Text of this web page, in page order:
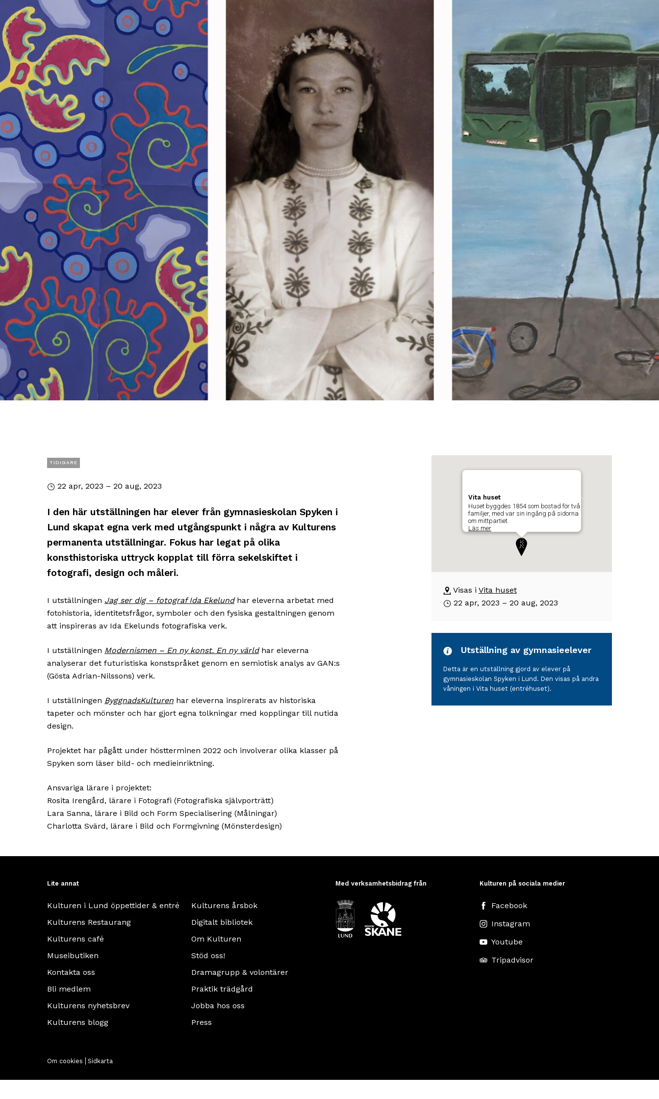
TIDIGARE
22 apr, 2023 – 20 aug, 2023
I den här utställningen har elever från gymnasieskolan Spyken i
Lund skapat egna verk med utgångspunkt i några av Kulturens
permanenta utställningar. Fokus har legat på olika
konsthistoriska uttryck kopplat till förra sekelskiftet i
fotografi, design och måleri.
I utställningen Jag ser dig – fotograf Ida Ekelundhar eleverna arbetat med
fotohistoria, identitetsfrågor, symboler och den fysiska gestaltningen genom
att inspireras av Ida Ekelunds fotografiska verk.
I utställningen Modernismen – En ny konst. En ny världhar eleverna
analyserar det futuristiska konstspråket genom en semiotisk analys av GAN:s
(Gösta Adrian-Nilssons) verk.
I utställningen ByggnadsKulturen har eleverna inspirerats av historiska
tapeter och mönster och har gjort egna tolkningar med kopplingar till nutida
design.
Projektet har pågått under höstterminen 2022 och involverar olika klasser på
Spyken som läser bild- och medieinriktning.
Ansvariga lärare i projektet:
Rosita Irengård, lärare i Fotografi (Fotografiska självporträtt)
Lara Sanna, lärare i Bild och Form Specialisering (Målningar)
Charlotta Svärd, lärare i Bild och Formgivning (Mönsterdesign)
byggnadens
position
utställningen
äger
rum
beskrivning
Vita huset
Huset byggdes 1854 som bostad för två
familjer, med var sin ingång på sidorna
om mittpartiet.
Läs mer
huset
Huset
1854
som
Visas i Vita huset
22 apr, 2023 – 20 aug, 2023
Utställning av gymnasieelever
Detta är en utställning gjord av elever på
gymnasieskolan Spyken i Lund. Den visas på andra
våningen i Vita huset (entréhuset).
Lite annat
Kulturen i Lund öppettider & entré
Kulturens Restaurang
Kulturens café
Museibutiken
Kontakta oss
Bli medlem
Kulturens nyhetsbrev
Kulturens blogg
Kulturens årsbok
Digitalt bibliotek
Om Kulturen
Stöd oss!
Dramagrupp & volontärer
Praktik trädgård
Jobba hos oss
Press
Med verksamhetsbidrag från Kulturen på sociala medier
Facebook
Instagram
Youtube
Tripadvisor
Om cookies Sidkarta